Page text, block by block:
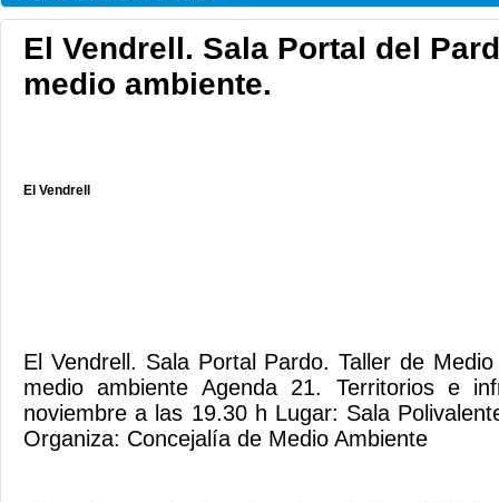
El Vendrell. Sala Portal del
medio ambiente.
El Vendrell
El Vendrell. Sala Portal Pardo. Taller de
medio ambiente Agenda 21. Territorios e
noviembre a las 19.30 h Lugar: Sala
Organiza: Concejalía de Medio Ambiente